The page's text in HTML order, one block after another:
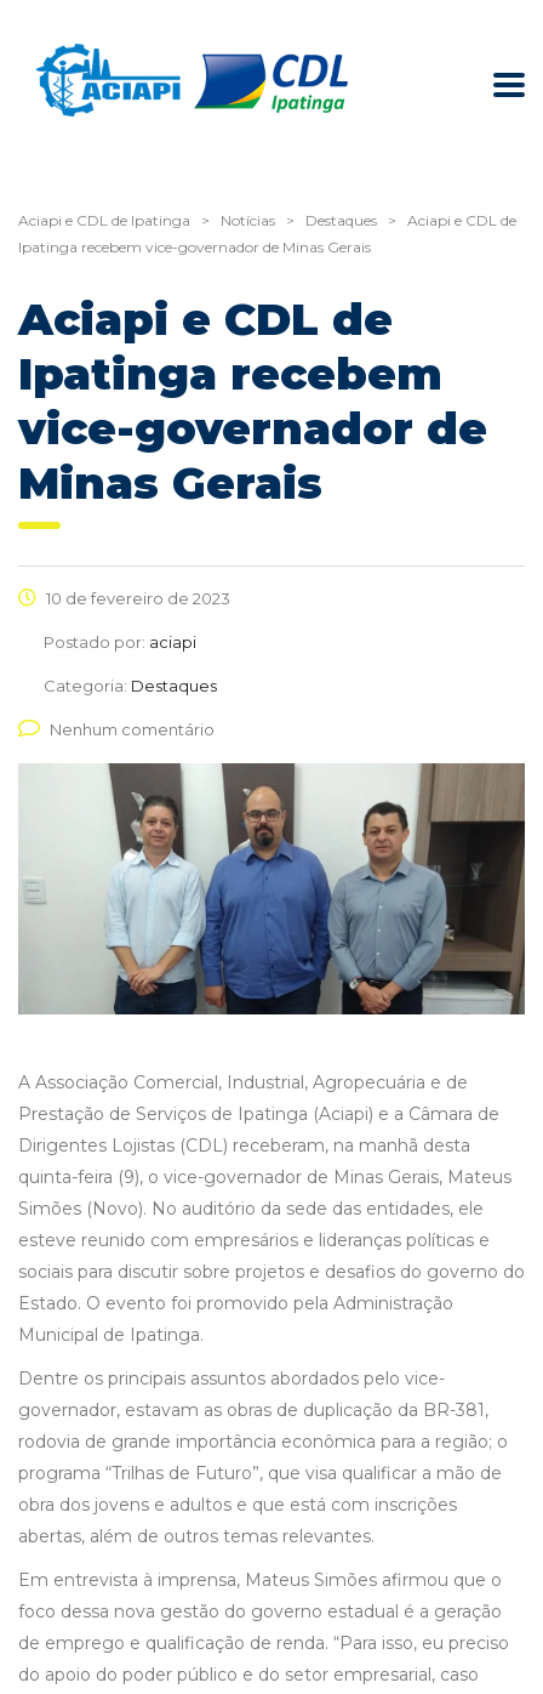
Aciapi e CDL de Ipatinga > Notícias > Destaques >
Aciapi e CDL de
Ipatinga recebem vice-governador de Minas Gerais
Aciapi e CDL de
Ipatinga recebem
vice-governador de
Minas Gerais
10 de fevereiro de 2023
Postado por: aciapi
Categoria: Destaques
Nenhum comentário
A Associação Comercial, Industrial, Agropecuária e de
Prestação de Serviços de Ipatinga (Aciapi) e a Câmara de
Dirigentes Lojistas (CDL) receberam, na manhã desta
quinta-feira (9), o vice-governador de Minas Gerais, Mateus
Simões (Novo). No auditório da sede das entidades, ele
esteve reunido com empresários e lideranças políticas e
sociais para discutir sobre projetos e desafios do governo do
Estado. O evento foi promovido pela Administração
Municipal de Ipatinga.
Dentre os principais assuntos abordados pelo vice-
governador, estavam as obras de duplicação da BR-381,
rodovia de grande importância econômica para a região; o
programa “Trilhas de Futuro”, que visa qualificar a mão de
obra dos jovens e adultos e que está com inscrições
abertas, além de outros temas relevantes.
Em entrevista à imprensa, Mateus Simões afirmou que o
foco dessa nova gestão do governo estadual é a geração
de emprego e qualificação de renda. “Para isso, eu preciso
do apoio do poder público e do setor empresarial, caso